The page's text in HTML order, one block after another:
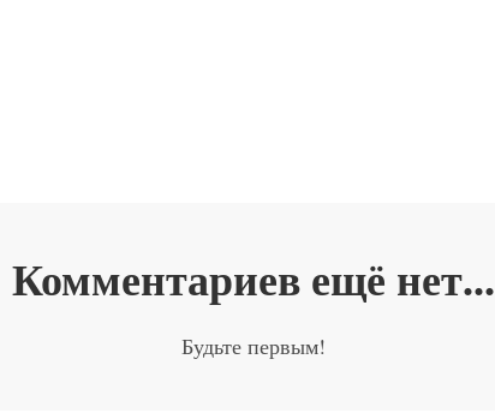
Комментариев ещё нет...
Будьте первым!